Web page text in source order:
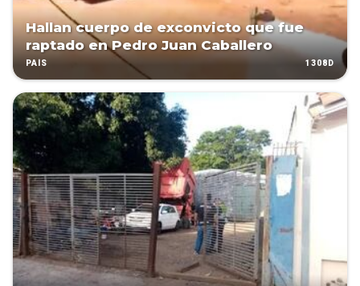
Hallan cuerpo de exconvicto que fue
raptado en Pedro Juan Caballero
PAÍS 1308D